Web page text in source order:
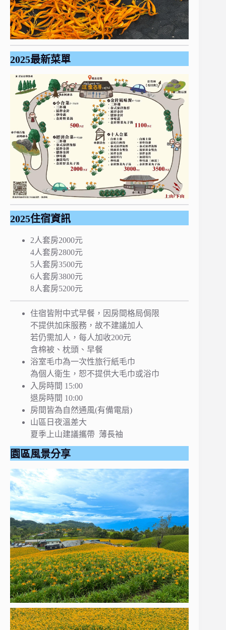
2025最新菜單
2025住宿資訊
2人套房2000元
4人套房2800元
5人套房3500元
6人套房3800元
8人套房5200元
住宿皆附中式早餐，因房間格局侷限
不提供加床服務，故不建議加人
若仍需加人，每人加收200元
含棉被、枕頭、早餐
浴室毛巾為一次性旅行紙毛巾
為個人衛生，恕不提供大毛巾或浴巾
入房時間 15:00
退房時間 10:00
房間皆為自然通風(有備電扇)
山區日夜溫差大
夏季上山建議攜帶 薄長袖
園區風景分享